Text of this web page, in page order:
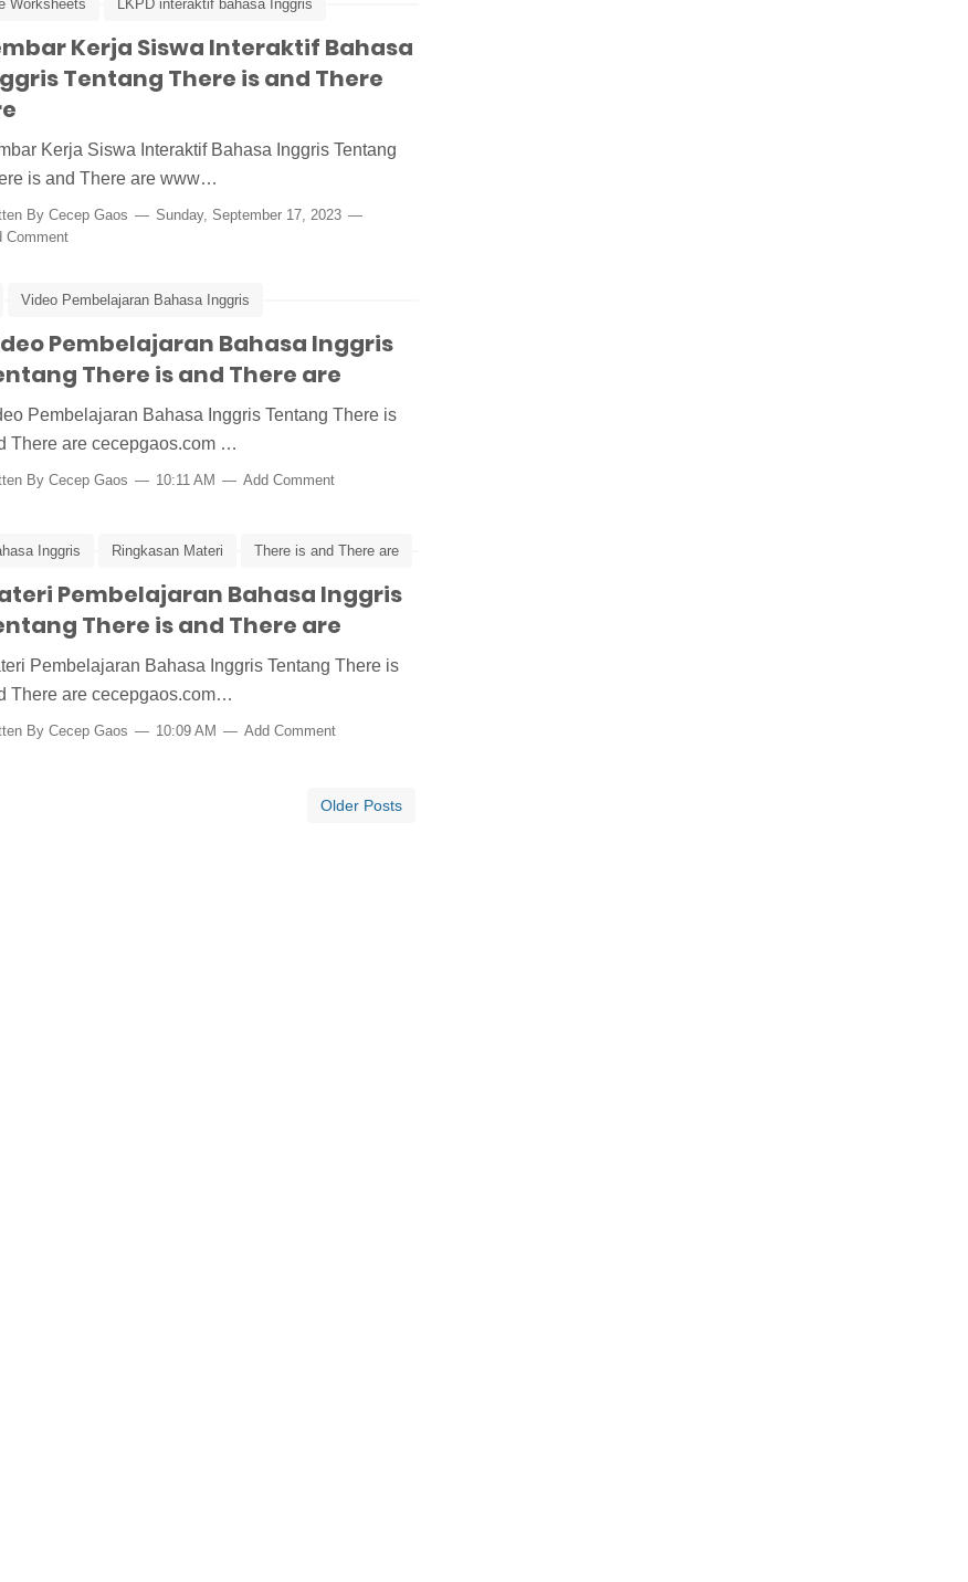
Worksheets LKPD interaktif bahasa Inggris
Kerja Siswa Interaktif Bahasa
Tentang There is and There
Kerja Siswa Interaktif Bahasa Inggris Tentang
is and There are www…
By Cecep Gaos
Sunday, September 17, 2023
Comment
Video Pembelajaran Bahasa Inggris
Pembelajaran Bahasa Inggris
There is and There are
Pembelajaran Bahasa Inggris Tentang There is
There are cecepgaos.com …
By Cecep Gaos 10:11 AM Add Comment
Inggris Ringkasan Materi There is and There are
Pembelajaran Bahasa Inggris
There is and There are
Pembelajaran Bahasa Inggris Tentang There is
There are cecepgaos.com…
By Cecep Gaos 10:09 AM Add Comment
Older Posts